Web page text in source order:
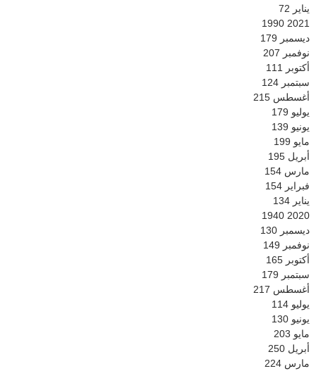
يناير 72
2021
1990
ديسمبر 179
نوفمبر 207
أكتوبر
111
سبتمبر 124
أغسطس 215
يوليو 179
يونيو 139
مايو 199
أبريل 195
مارس 154
فبراير 154
يناير 134
2020
1940
ديسمبر 130
نوفمبر 149
أكتوبر 165
سبتمبر 179
أغسطس 217
يوليو 114
يونيو 130
مايو 203
أبريل 250
مارس 224